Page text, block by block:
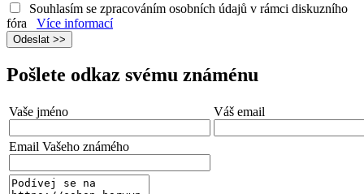
Souhlasím se zpracováním osobních údajů v rámci diskuzního
fóra
Více informací
Pošlete odkaz svému známénu
Vaše jméno Váš email
Email Vašeho známého